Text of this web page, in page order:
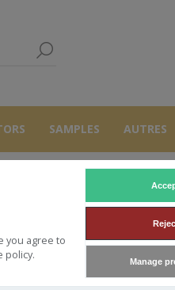
you agree to
policy.
Manage
SAMPLES AUTRES
LOCHNAGAR